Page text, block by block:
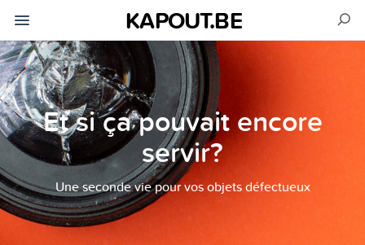
KAPOUT.BE
Et si ça pouvait encore
servir?
Une seconde vie pour vos objets défectueux